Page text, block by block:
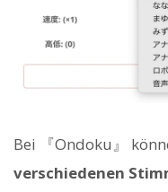
Bei 『Ondoku』
verschiedenen